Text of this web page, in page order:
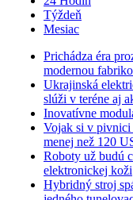
Týždeň
Mesiac
Prichádza éra
modernou
Ukrajinská
slúži v teréne aj
Inovatívne
Vojak si v pivnici
menej než 120
Roboty už budú
elektronickej koži
Hybridný stroj